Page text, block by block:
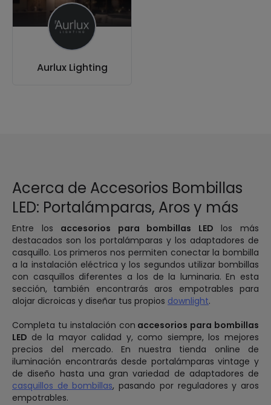
Aurlux Lighting
Acerca de Accesorios Bombillas
LED: Portalámparas, Aros y más
Entre los accesorios para bombillas LEDlos más
destacados son los portalámparas y los adaptadores de
casquillo. Los primeros nos permiten conectar la bombilla
a la instalación eléctrica y los segundos utilizar bombillas
con casquillos diferentes a los de la luminaria. En esta
sección, también encontrarás aros empotrables para
alojar dicroicas y diseñar tus propios downlight.
Completa tu instalación con accesorios para bombillas
LED de la mayor calidad y, como siempre, los mejores
precios del mercado. En nuestra tienda online de
iluminación encontrarás desde portalámparas vintage y
de diseño hasta una gran variedad de adaptadores de
casquillos de bombillas, pasando por reguladores y aros
empotrables.